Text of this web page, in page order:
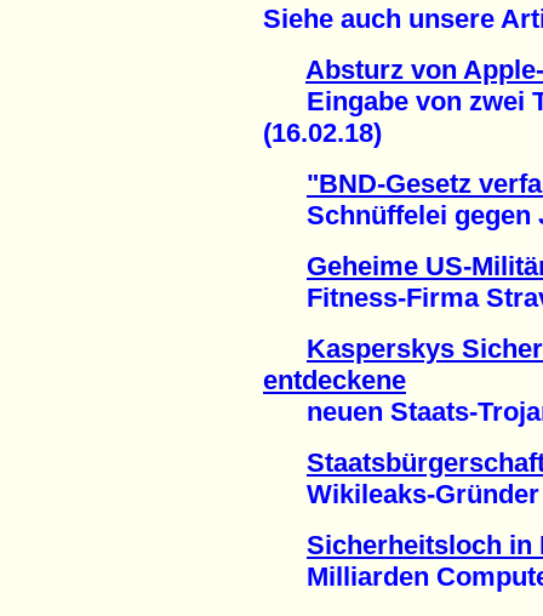
Siehe auch unsere
Absturz von
Eingabe von zwei
(16.02.18)
"BND-Gesetz
Schnüffelei gegen
Geheime US-
Fitness-Firma
Kasperskys
entdeckene
neuen Staats-
Wikileaks-Gründer
Sicherheitsloch in
Milliarden